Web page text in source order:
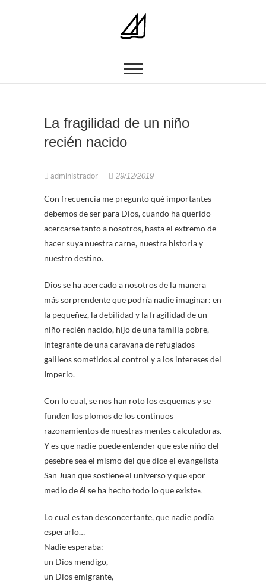
Parroquia Nuestra
Señora del
Carmen
La fragilidad de un niño
recién nacido
administrador 29/12/2019
Con frecuencia me pregunto qué importantes
debemos de ser para Dios, cuando ha querido
acercarse tanto a nosotros, hasta el extremo de
hacer suya nuestra carne, nuestra historia y
nuestro destino.
Dios se ha acercado a nosotros de la manera
más sorprendente que podría nadie imaginar: en
la pequeñez, la debilidad y la fragilidad de un
niño recién nacido, hijo de una familia pobre,
integrante de una caravana de refugiados
galileos sometidos al control y a los intereses del
Imperio.
Con lo cual, se nos han roto los esquemas y se
funden los plomos de los continuos
razonamientos de nuestras mentes calculadoras.
Y es que nadie puede entender que este niño del
pesebre sea el mismo del que dice el evangelista
San Juan que sostiene el universo y que «por
medio de él se ha hecho todo lo que existe».
Lo cual es tan desconcertante, que nadie podía
esperarlo…
Nadie esperaba:
un Dios mendigo,
un Dios emigrante,